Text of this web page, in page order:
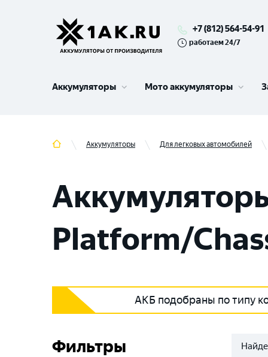
+7 (812) 564-54-91
работаем 24/7
Аккумуляторы Мото аккумуляторы
Аккумуляторы Для легковых автомобилей
Platform/
АКБ подобраны по типу
Фильтры